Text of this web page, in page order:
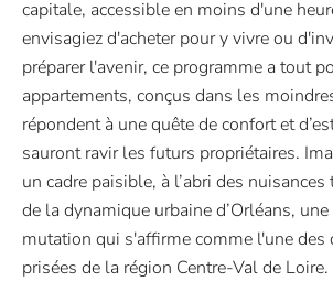
capitale, accessible en moins d'une
envisagiez d'acheter pour y vivre ou
préparer l'avenir, ce programme a tout
appartements, conçus dans les
répondent à une quête de confort et
sauront ravir les futurs propriétaires.
un cadre paisible, à l’abri des
de la dynamique urbaine d’Orléans,
mutation qui s'affirme comme l'une des
prisées de la région Centre-Val de